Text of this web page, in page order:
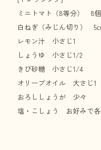
ミニトマト（8等分） 8個
白ねぎ（みじん切り）
レモン汁 小さじ1
しょうゆ 小さじ1/2
きび砂糖 小さじ1/4
オリーブオイル 大さじ1
おろししょうが 少々
塩・こしょう お好みで各